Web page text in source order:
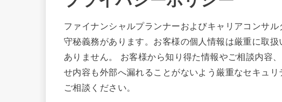
ファイナンシャルプランナーおよびキャリアコンサ
守秘義務があります。お客様の個人情報は厳重に取
ありません。 お客様から知り得た情報やご相談内容
せ内容も外部へ漏れることがないよう厳重なセキュ
ご相談ください。